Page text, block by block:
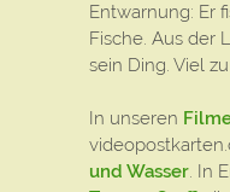
Entwarnung: Er
Fische. Aus der
sein Ding. Viel
In unseren
und Wasser. In